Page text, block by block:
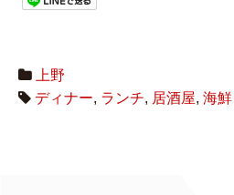
上野
ディナー, ランチ, 居酒屋, 海鮮